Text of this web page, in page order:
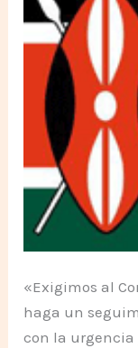
«Exigimos al
haga un
con la urgencia